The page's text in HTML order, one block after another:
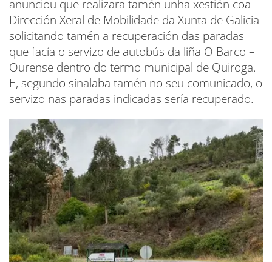
anunciou que realizara tamén unha xestión coa
Dirección Xeral de Mobilidade da Xunta de Galicia
solicitando tamén a recuperación das paradas
que facía o servizo de autobús da liña O Barco –
Ourense dentro do termo municipal de Quiroga.
E, segundo sinalaba tamén no seu comunicado, o
servizo nas paradas indicadas sería recuperado.